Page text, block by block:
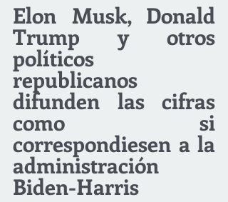
Elon Musk, Donald
Trump y otros
políticos
republicanos
difunden las cifras
como si
correspondiesen a la
administración
Biden-Harris